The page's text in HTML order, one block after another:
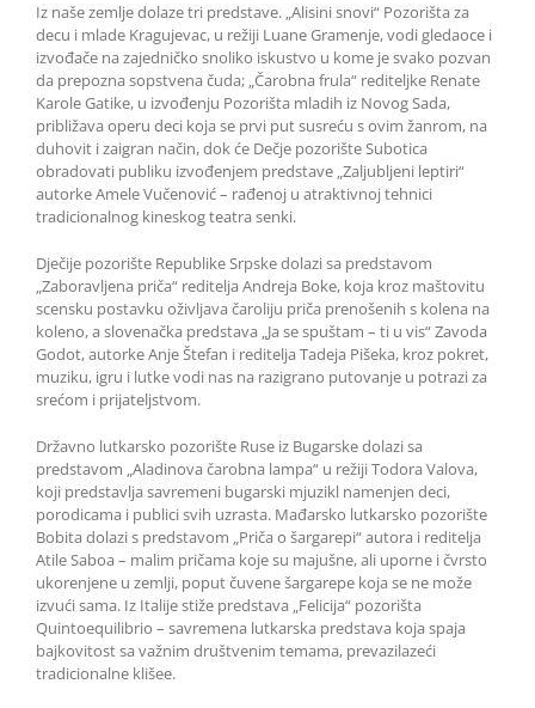
Iz naše zemlje dolaze tri predstave. „Alisini snovi“ Pozorišta za
decu i mlade Kragujevac, u režiji Luane Gramenje, vodi gledaoce i
izvođače na zajedničko snoliko iskustvo u kome je svako pozvan
da prepozna sopstvena čuda; „Čarobna frula“ rediteljke Renate
Karole Gatike, u izvođenju Pozorišta mladih iz Novog Sada,
približava operu deci koja se prvi put susreću s ovim žanrom, na
duhovit i zaigran način, dok će Dečje pozorište Subotica
obradovati publiku izvođenjem predstave „Zaljubljeni leptiri“
autorke Amele Vučenović – rađenoj u atraktivnoj tehnici
tradicionalnog kineskog teatra senki.
Dječije pozorište Republike Srpske dolazi sa predstavom
„Zaboravljena priča“ reditelja Andreja Boke, koja kroz maštovitu
scensku postavku oživljava čaroliju priča prenošenih s kolena na
koleno, a slovenačka predstava „Ja se spuštam – ti u vis“ Zavoda
Godot, autorke Anje Štefan i reditelja Tadeja Pišeka, kroz pokret,
muziku, igru i lutke vodi nas na razigrano putovanje u potrazi za
srećom i prijateljstvom.
Državno lutkarsko pozorište Ruse iz Bugarske dolazi sa
predstavom „Aladinova čarobna lampa“ u režiji Todora Valova,
koji predstavlja savremeni bugarski mjuzikl namenjen deci,
porodicama i publici svih uzrasta. Mađarsko lutkarsko pozorište
Bobita dolazi s predstavom „Priča o šargarepi“ autora i reditelja
Atile Saboa – malim pričama koje su majušne, ali uporne i čvrsto
ukorenjene u zemlji, poput čuvene šargarepe koja se ne može
izvući sama. Iz Italije stiže predstava „Felicija“ pozorišta
Quintoequilibrio – savremena lutkarska predstava koja spaja
bajkovitost sa važnim društvenim temama, prevazilazeći
tradicionalne klišee.